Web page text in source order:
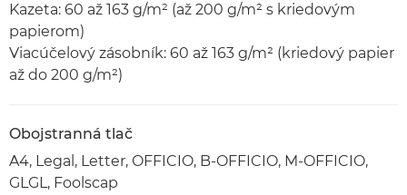
Kazeta: 60 až 163 g/m² (až 200 g/m² s kriedovým
papierom)
Viacúčelový zásobník: 60 až 163 g/m² (kriedový papier
až do 200 g/m²)
Obojstranná tlač
A4, Legal, Letter, OFFICIO, B-OFFICIO, M-OFFICIO,
GLGL, Foolscap